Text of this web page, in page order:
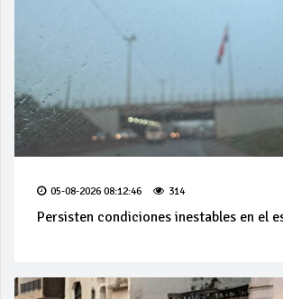
05-08-2026 08:12:46 314
Persisten condiciones inestables en el